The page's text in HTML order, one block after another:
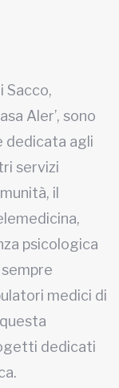
Sacco,
Aler’, sono
dedicata agli
servizi
il
psicologica
medici di
dedicati